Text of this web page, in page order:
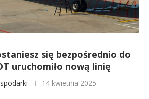
się bezpośrednio do
uruchomiło nową linię
14 kwietnia 2025